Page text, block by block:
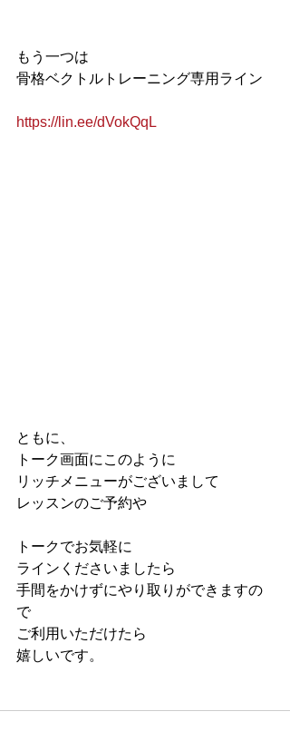
もう一つは
骨格ベクトルトレーニング専用ライン
https://lin.ee/dVokQqL
ともに、
トーク画面にこのように
リッチメニューがございまして
レッスンのご予約や
トークでお気軽に
ラインくださいましたら
手間をかけずにやり取りができますの
で
ご利用いただけたら
嬉しいです。